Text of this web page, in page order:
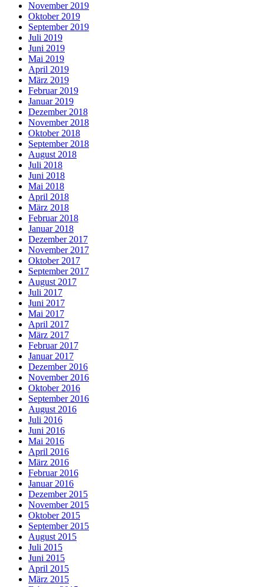
November 2019
Oktober 2019
September 2019
Juli 2019
Juni 2019
Mai 2019
April 2019
März 2019
Februar 2019
Januar 2019
Dezember 2018
November 2018
Oktober 2018
September 2018
August 2018
Juli 2018
Juni 2018
Mai 2018
April 2018
März 2018
Februar 2018
Januar 2018
Dezember 2017
November 2017
Oktober 2017
September 2017
August 2017
Juli 2017
Juni 2017
Mai 2017
April 2017
März 2017
Februar 2017
Januar 2017
Dezember 2016
November 2016
Oktober 2016
September 2016
August 2016
Juli 2016
Juni 2016
Mai 2016
April 2016
März 2016
Februar 2016
Januar 2016
Dezember 2015
November 2015
Oktober 2015
September 2015
August 2015
Juli 2015
Juni 2015
April 2015
März 2015